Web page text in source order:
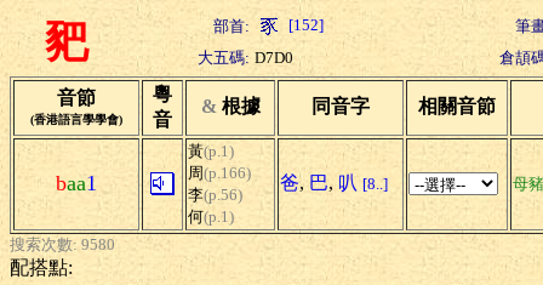
豝 部首: [152]
筆
大五碼: D7D0 倉頡
音節
(香港語言學學會)
粵
音
& 根據 同音字 相關音節
baa1
黃(p.1)
周(p.166)
李(p.56)
何(p.1)
爸, 巴, 叭 [8..] 母豬
搜索次數: 9580
配搭點: